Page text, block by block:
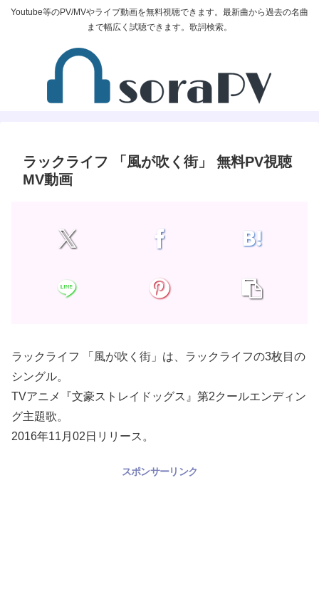
Youtube等のPV/MVやライブ動画を無料視聴できます。最新曲から過去の名曲
まで幅広く試聴できます。歌詞検索。
ラックライフ 「風が吹く街」 無料PV視聴
MV動画
ラックライフ 「風が吹く街」は、ラックライフの3枚目の
シングル。
TVアニメ『文豪ストレイドッグス』第2クールエンディン
グ主題歌。
2016年11月02日リリース。
スポンサーリンク